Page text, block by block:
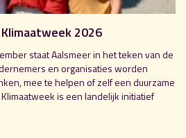
2026
staat Aalsmeer in het teken van de
en organisaties worden
mee te helpen of zelf een duurzame
is een landelijk initiatief